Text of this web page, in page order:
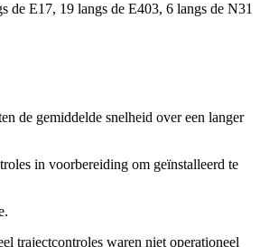
de E17, 19 langs de E403, 6 langs de N31
de gemiddelde snelheid over een langer
in voorbereiding om geïnstalleerd te
trajectcontroles waren niet operationeel